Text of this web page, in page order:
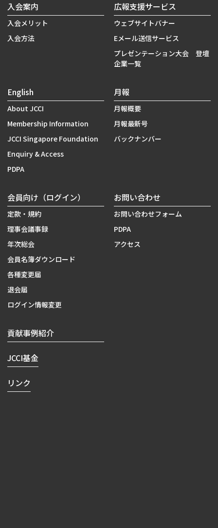
入会案内
入会メリット
入会方法
広報支援サービス
ウェブサイトバナー
Eメール送信サービス
プレゼンテーション大会 登壇
企業一覧
English
About JCCI
Membership Information
JCCI Singapore Foundation
Enquiry & Access
PDPA
月報
月報概要
月報最新号
バックナンバー
会員向け（ログイン）
定款・規約
理事会議事録
年次総会
会員名簿ダウンロード
各種変更届
退会届
ログイン情報変更
お問い合わせ
お問い合わせフォーム
PDPA
アクセス
貢献事例紹介
JCCI基金
リンク